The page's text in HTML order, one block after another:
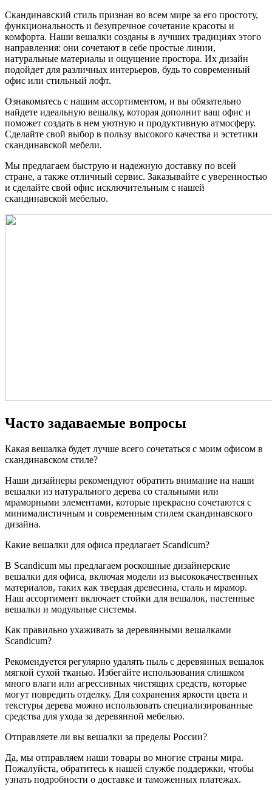
Скандинавский стиль признан во всем мире за его простоту,
функциональность и безупречное сочетание красоты и
комфорта. Наши вешалки созданы в лучших традициях этого
направления: они сочетают в себе простые линии,
натуральные материалы и ощущение простора. Их дизайн
подойдет для различных интерьеров, будь то современный
офис или стильный лофт.
Ознакомьтесь с нашим ассортиментом, и вы обязательно
найдете идеальную вешалку, которая дополнит ваш офис и
поможет создать в нем уютную и продуктивную атмосферу.
Сделайте свой выбор в пользу высокого качества и эстетики
скандинавской мебели.
Мы предлагаем быструю и надежную доставку по всей
стране, а также отличный сервис. Заказывайте с уверенностью
и сделайте свой офис исключительным с нашей
скандинавской мебелью.
Часто задаваемые вопросы
Какая вешалка будет лучше всего сочетаться с моим офисом в
скандинавском стиле?
Наши дизайнеры рекомендуют обратить внимание на наши
вешалки из натурального дерева со стальными или
мраморными элементами, которые прекрасно сочетаются с
минималистичным и современным стилем скандинавского
дизайна.
Какие вешалки для офиса предлагает Scandicum?
В Scandicum мы предлагаем роскошные дизайнерские
вешалки для офиса, включая модели из высококачественных
материалов, таких как твердая древесина, сталь и мрамор.
Наш ассортимент включает стойки для вешалок, настенные
вешалки и модульные системы.
Как правильно ухаживать за деревянными вешалками
Scandicum?
Рекомендуется регулярно удалять пыль с деревянных вешалок
мягкой сухой тканью. Избегайте использования слишком
много влаги или агрессивных чистящих средств, которые
могут повредить отделку. Для сохранения яркости цвета и
текстуры дерева можно использовать специализированные
средства для ухода за деревянной мебелью.
Отправляете ли вы вешалки за пределы России?
Да, мы отправляем наши товары во многие страны мира.
Пожалуйста, обратитесь к нашей службе поддержки, чтобы
узнать подробности о доставке и таможенных платежах.